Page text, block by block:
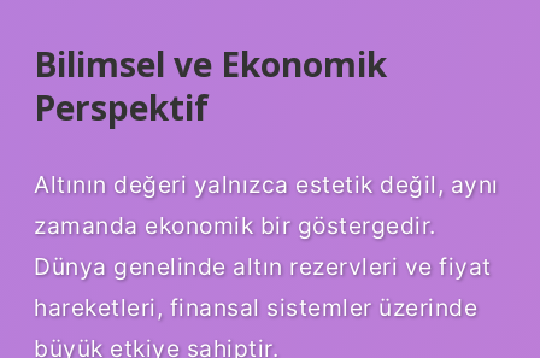
Bilimsel ve Ekonomik
Perspektif
Altının değeri yalnızca estetik değil, aynı
zamanda ekonomik bir göstergedir.
Dünya genelinde altın rezervleri ve fiyat
hareketleri, finansal sistemler üzerinde
büyük etkiye sahiptir.